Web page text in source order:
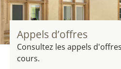
Appels d’offres
Consultez les appels
cours.